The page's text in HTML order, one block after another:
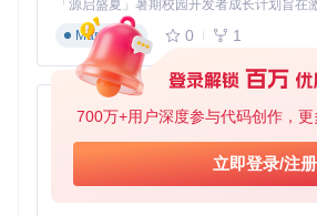
700万+用户深度参与代码创作，
立即登录/注册
教师可一次性向多个AI助手请求教学素
的解释方式，为学生提供多样化学习资
种方法可使备课效率提升4倍。
开发团队在技术选型阶段，通过批量提
术方案的评估意见，结合专家判断做出
公司通过此方法成功避免了两次关键技
Markdown
0 1
py-xiaozhi
Python
0 1